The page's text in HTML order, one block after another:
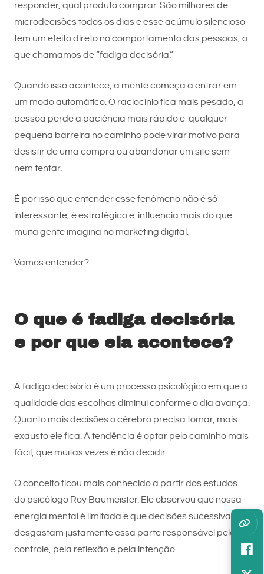
responder, qual produto comprar. São milhares de
microdecisões todos os dias e esse acúmulo silencioso
tem um efeito direto no comportamento das pessoas, o
que chamamos de “fadiga decisória.”
Quando isso acontece, a mente começa a entrar em
um modo automático. O raciocínio fica mais pesado, a
pessoa perde a paciência mais rápido e qualquer
pequena barreira no caminho pode virar motivo para
desistir de uma compra ou abandonar um site sem
nem tentar.
É por isso que entender esse fenômeno não é só
interessante, é estratégico e influencia mais do que
muita gente imagina no marketing digital.
Vamos entender?
O que é fadiga decisória
e por que ela acontece?
A fadiga decisória é um processo psicológico em que a
qualidade das escolhas diminui conforme o dia avança.
Quanto mais decisões o cérebro precisa tomar, mais
exausto ele fica. A tendência é optar pelo caminho mais
fácil, que muitas vezes é não decidir.
O conceito ficou mais conhecido a partir dos estudos
do psicólogo Roy Baumeister. Ele observou que nossa
energia mental é limitada e que decisões sucessivas
desgastam justamente essa parte responsável pelo
controle, pela reflexão e pela intenção.